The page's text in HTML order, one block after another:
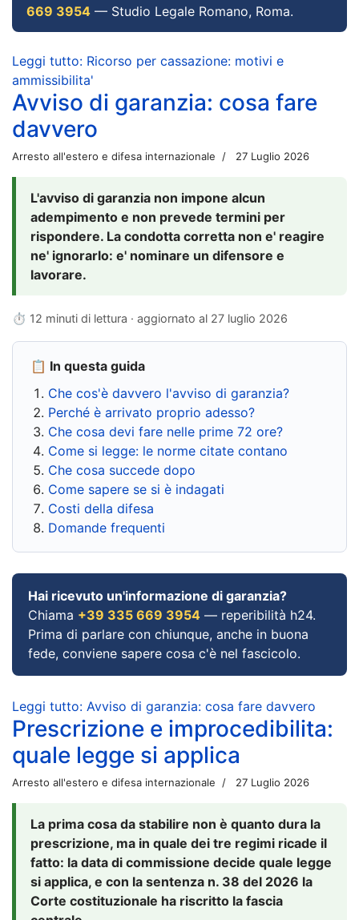
669 3954 — Studio Legale Romano, Roma.
Leggi tutto: Ricorso per cassazione: motivi e
ammissibilita'
Avviso di garanzia: cosa fare
davvero
Arresto all'estero e difesa internazionale 27 Luglio 2026
L'avviso di garanzia non impone alcun
adempimento e non prevede termini per
rispondere. La condotta corretta non e' reagire
ne' ignorarlo: e' nominare un difensore e
lavorare.
⏱ 12 minuti di lettura · aggiornato al 27 luglio 2026
📋 In questa guida
Che cos'è davvero l'avviso di garanzia?
Perché è arrivato proprio adesso?
Che cosa devi fare nelle prime 72 ore?
Come si legge: le norme citate contano
Che cosa succede dopo
Come sapere se si è indagati
Costi della difesa
Domande frequenti
Hai ricevuto un'informazione di garanzia?
Chiama +39 335 669 3954 — reperibilità h24.
Prima di parlare con chiunque, anche in buona
fede, conviene sapere cosa c'è nel fascicolo.
Leggi tutto: Avviso di garanzia: cosa fare davvero
Prescrizione e improcedibilita:
quale legge si applica
Arresto all'estero e difesa internazionale 27 Luglio 2026
La prima cosa da stabilire non è quanto dura la
prescrizione, ma in quale dei tre regimi ricade il
fatto: la data di commissione decide quale legge
si applica, e con la sentenza n. 38 del 2026 la
Corte costituzionale ha riscritto la fascia